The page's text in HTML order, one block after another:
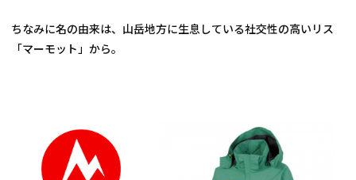
ちなみに名の由来は、山岳地方に生息している社交性の高いリス
「マーモット」から。